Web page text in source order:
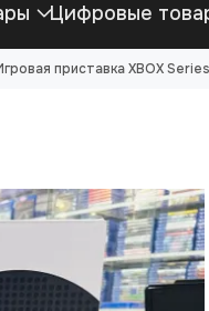
Цифровые
приставка XBOX